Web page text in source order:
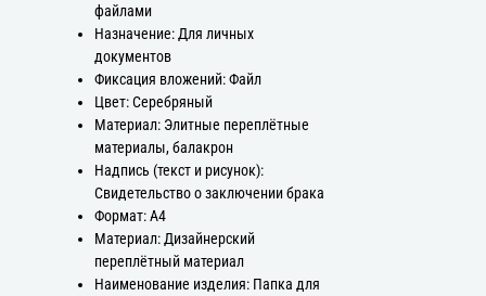
файлами
Назначение: Для личных
документов
Фиксация вложений: Файл
Цвет: Серебряный
Материал: Элитные переплётные
материалы, балакрон
Надпись (текст и рисунок):
Свидетельство о заключении брака
Формат: А4
Материал: Дизайнерский
переплётный материал
Наименование изделия: Папка для